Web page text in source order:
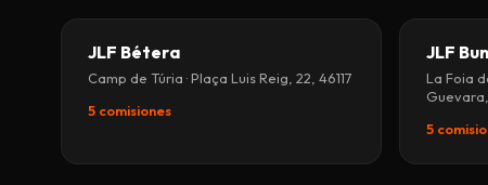
JLF Bétera
Camp de Túria · Plaça Luis Reig, 22, 46117
5 comisiones
JLF
La Foia
5